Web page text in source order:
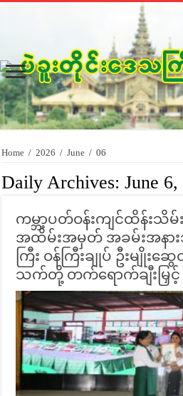
Home / 2026 / June / 06
Daily Archives:June
ကမ္ဘာ့ပတ်ဝန်းကျင်ထိန်းသိမ်း
အထိမ်းအမှတ် အခမ်းအနာ
ကြီး ဝန်ကြီးချုပ် ဦးမျိုးဆွေ
သက်တို့ တက်ရောက်ချီးမြှင့်